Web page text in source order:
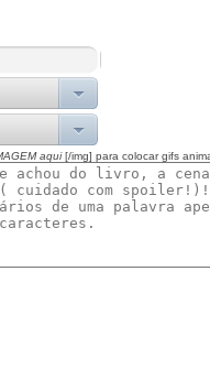
aqui[/img] para colocar gifs